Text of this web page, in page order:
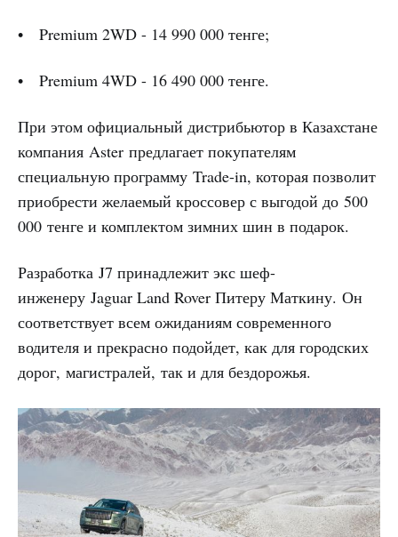
• Premium 2WD - 14 990 000 тенге;
• Premium 4WD - 16 490 000 тенге.
При этом официальный дистрибьютор в Казахстане
компания Aster предлагает покупателям
специальную программу Trade-in, которая позволит
приобрести желаемый кроссовер с выгодой до 500
000 тенге и комплектом зимних шин в подарок.
Разработка J7 принадлежит экс шеф-
инженеру Jaguar Land Rover Питеру Маткину. Он
соответствует всем ожиданиям современного
водителя и прекрасно подойдет, как для городских
дорог, магистралей, так и для бездорожья.